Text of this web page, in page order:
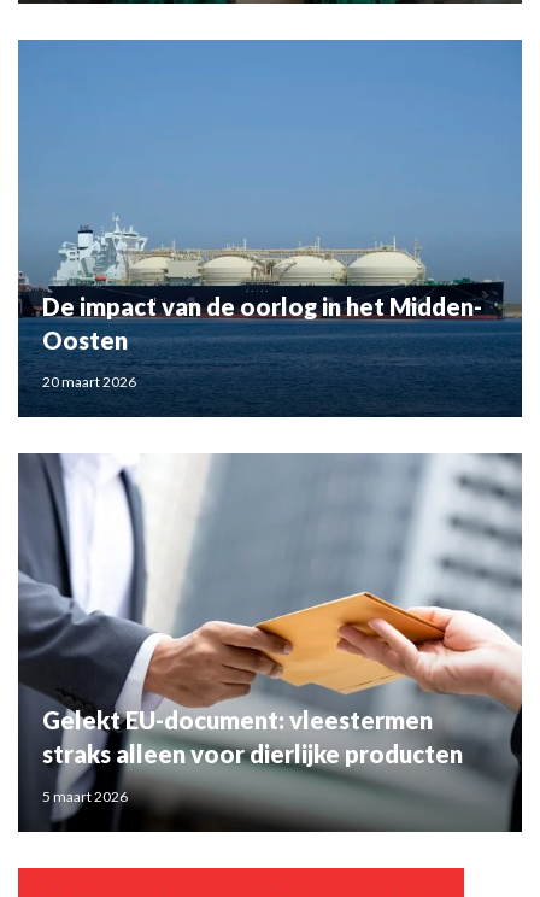
De impact van de oorlog in het Midden-
Oosten
20 maart 2026
Gelekt EU-document: vleestermen
straks alleen voor dierlijke producten
5 maart 2026